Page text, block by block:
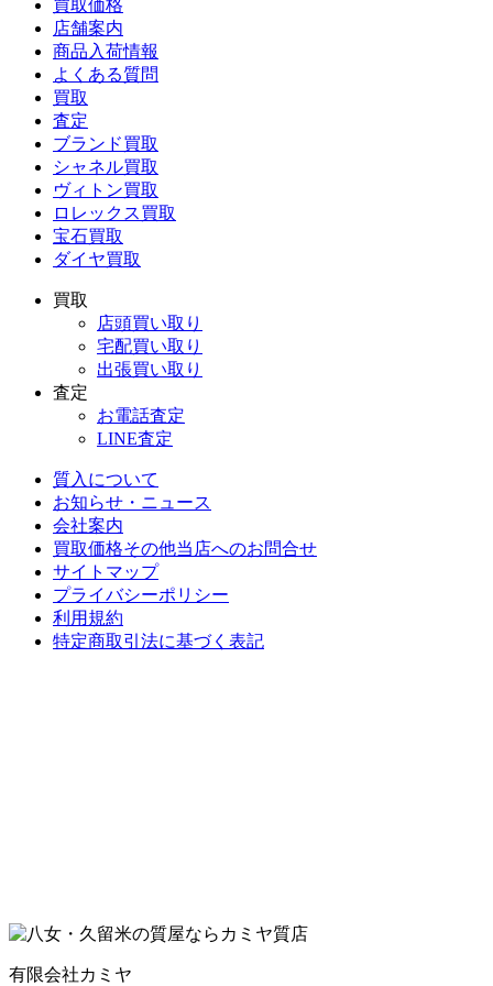
買取価格
店舗案内
商品入荷情報
よくある質問
買取
査定
ブランド買取
シャネル買取
ヴィトン買取
ロレックス買取
宝石買取
ダイヤ買取
買取
店頭買い取り
宅配買い取り
出張買い取り
査定
お電話査定
LINE査定
質入について
お知らせ・ニュース
会社案内
買取価格その他当店へのお問合せ
サイトマップ
プライバシーポリシー
利用規約
特定商取引法に基づく表記
有限会社カミヤ